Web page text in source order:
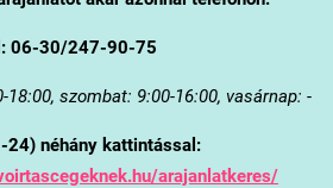
06-30/247-90-75
szombat: 9:00-16:00, vasárnap: -
24) néhány kattintással:
arajanlatkeres/